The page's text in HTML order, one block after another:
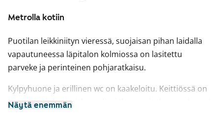
Metrolla kotiin
Puotilan leikkiniityn vieressä, suojaisan pihan laidalla
vapautuneessa läpitalon kolmiossa on lasitettu
parveke ja perinteinen pohjaratkaisu.
Kylpyhuone ja erillinen wc on kaakeloitu. Keittiössä on
jää-pakastinkaappi, kaasuliesi (kaasu sisältyy vuokraan)
Näytä enemmän